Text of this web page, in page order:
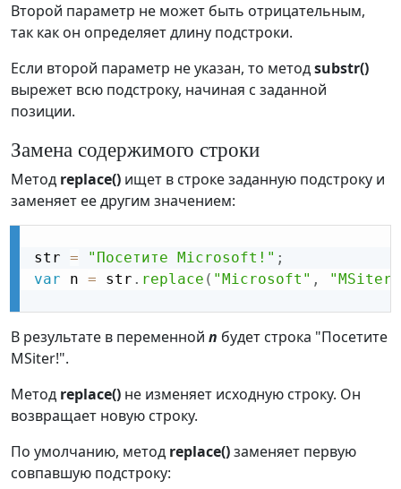
Второй параметр не может быть отрицательным,
так как он определяет длину подстроки.
Если второй параметр не указан, то методsubstr()
вырежет всю подстроку, начиная с заданной
позиции.
Замена содержимого строки
Метод replace() ищет в строке заданную подстроку и
заменяет ее другим значением:
str = "Посетите Microsoft!" ;
var n = str . replace ( "Microsoft" , "MSiter"
В результате в переменной n будет строка "Посетите
MSiter!".
Метод replace() не изменяет исходную строку. Он
возвращает новую строку.
По умолчанию, метод replace()заменяет первую
совпавшую подстроку: